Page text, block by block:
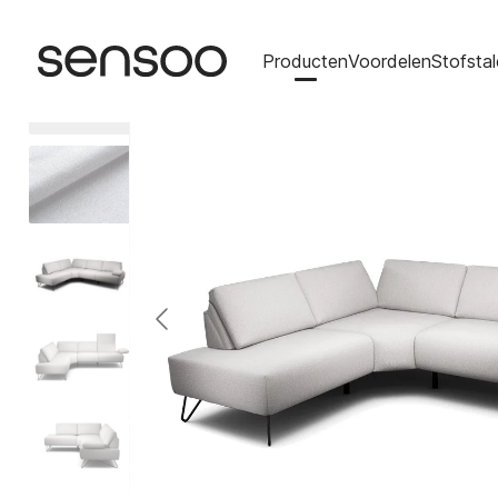
ProductenVoordelen